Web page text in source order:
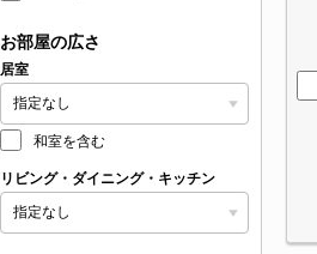
お部屋の広さ
居室
和室を含む
リビング・ダイニング・キッチン